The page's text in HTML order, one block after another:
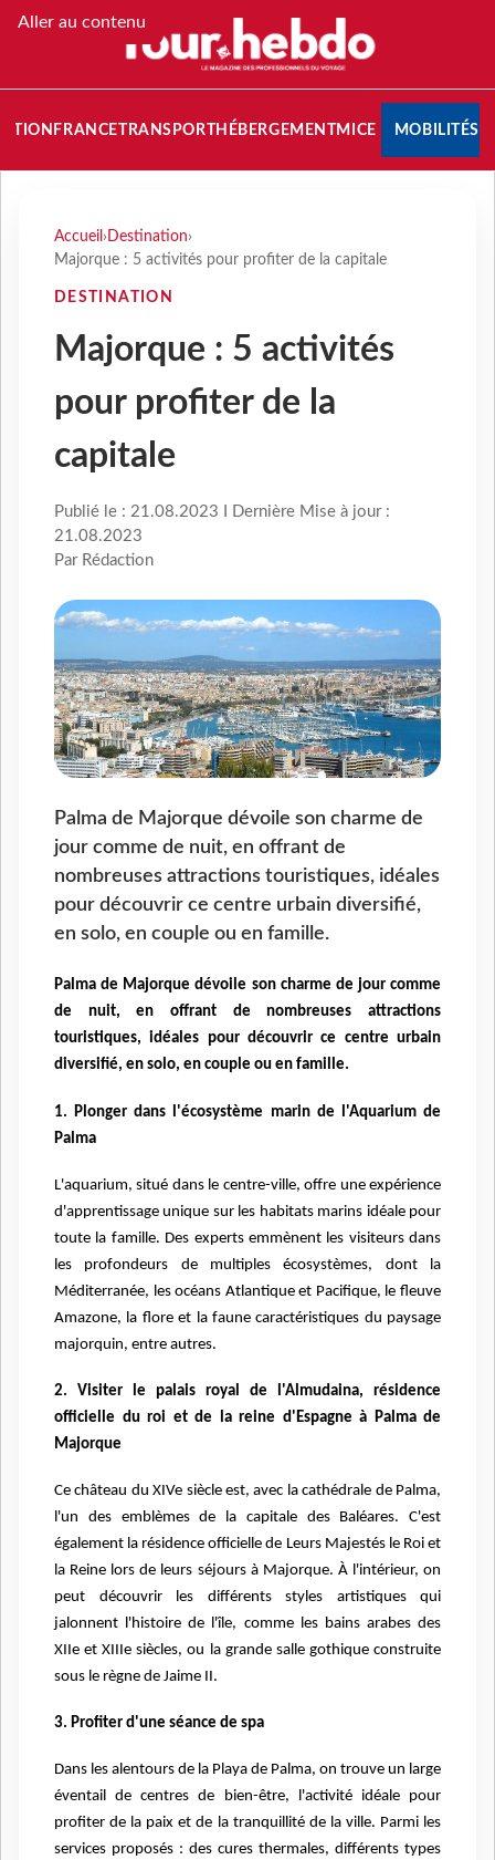
Aller au contenu
FRANCETRANSPORT HÉBERGEMENTMICE MOBILITÉS
Accueil › Destination›
Majorque : 5 activités pour profiter de la capitale
DESTINATION
Majorque : 5 activités
pour profiter de la
capitale
Publié le : 21.08.2023 I Dernière Mise à jour :
21.08.2023
Par Rédaction
Palma de Majorque dévoile son charme de
jour comme de nuit, en offrant de
nombreuses attractions touristiques, idéales
pour découvrir ce centre urbain diversifié,
en solo, en couple ou en famille.
Palma de Majorque dévoile son charme de jour comme
de nuit, en offrant de nombreuses attractions
touristiques, idéales pour découvrir ce centre urbain
diversifié, en solo, en couple ou en famille.
1. Plonger dans l'écosystème marin de l'Aquarium de
Palma
L'aquarium, situé dans le centre-ville, offre une expérience
d'apprentissage unique sur les habitats marins idéale pour
toute la famille. Des experts emmènent les visiteurs dans
les profondeurs de multiples écosystèmes, dont la
Méditerranée, les océans Atlantique et Pacifique, le fleuve
Amazone, la flore et la faune caractéristiques du paysage
majorquin, entre autres.
2. Visiter le palais royal de l'Almudaina, résidence
officielle du roi et de la reine d'Espagne à Palma de
Majorque
Ce château du XIVe siècle est, avec la cathédrale de Palma,
l'un des emblèmes de la capitale des Baléares. C'est
également la résidence officielle de Leurs Majestés le Roi et
la Reine lors de leurs séjours à Majorque. À l'intérieur, on
peut découvrir les différents styles artistiques qui
jalonnent l'histoire de l'île, comme les bains arabes des
XIIe et XIIIe siècles, ou la grande salle gothique construite
sous le règne de Jaime II.
3. Profiter d'une séance de spa
Dans les alentours de la Playa de Palma, on trouve un large
éventail de centres de bien-être, l'activité idéale pour
profiter de la paix et de la tranquillité de la ville. Parmi les
services proposés : des cures thermales, différents types